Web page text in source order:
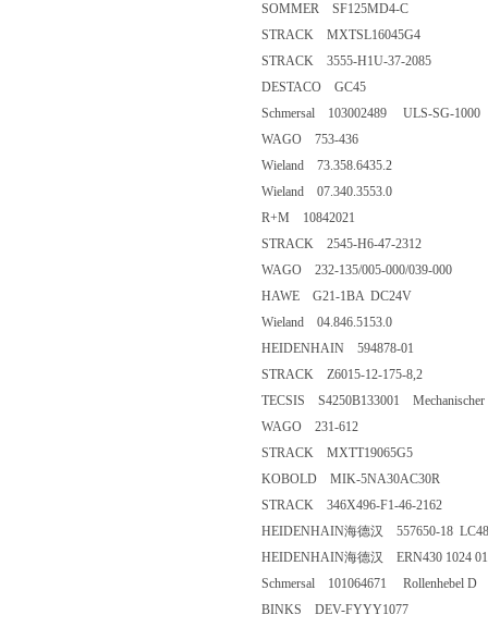
SOMMER SF125MD4-C
STRACK MXTSL16045G4
STRACK 3555-H1U-37-2085
DESTACO GC45
Schmersal 103002489 ULS-SG-1000
WAGO 753-436
Wieland 73.358.6435.2
Wieland 07.340.3553.0
R+M 10842021
STRACK 2545-H6-47-2312
WAGO 232-135/005-000/039-000
HAWE G21-1BA DC24V
Wieland 04.846.5153.0
HEIDENHAIN 594878-01
STRACK Z6015-12-175-8,2
TECSIS S4250B133001 Mechanischer
WAGO 231-612
STRACK MXTT19065G5
KOBOLD MIK-5NA30AC30R
STRACK 346X496-F1-46-2162
HEIDENHAIN海德汉 557650-18
HEIDENHAIN海德汉 ERN430 1024
Schmersal 101064671 Rollenhebel D
BINKS DEV-FYYY1077